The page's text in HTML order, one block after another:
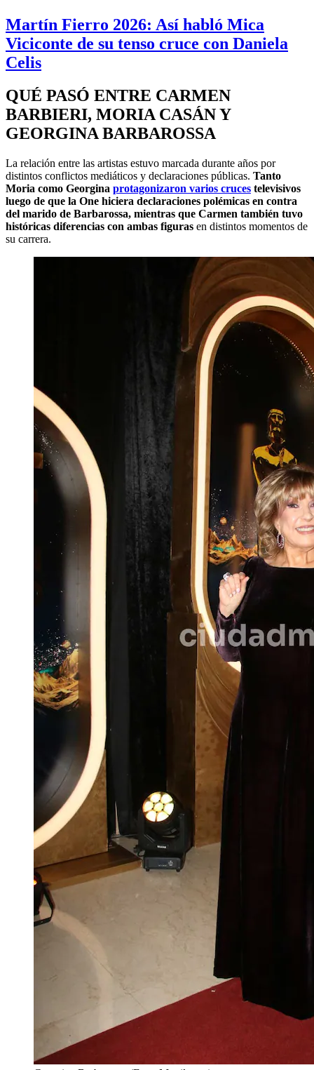
Martín Fierro 2026: Así habló Mica
Viciconte de su tenso cruce con Daniela
Celis
QUÉ PASÓ ENTRE CARMEN
BARBIERI, MORIA CASÁN Y
GEORGINA BARBAROSSA
La relación entre las artistas estuvo marcada durante años por
distintos conflictos mediáticos y declaraciones públicas. Tanto
Moria como Georgina protagonizaron varios cruces televisivos
luego de que la One hiciera declaraciones polémicas en contra
del marido de Barbarossa, mientras que Carmen también tuvo
históricas diferencias con ambas figuras en distintos momentos de
su carrera.